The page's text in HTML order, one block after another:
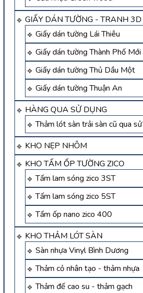
GIẤY DÁN TƯỜNG - TRANH 3D
Giấy dán tường Lái Thiêu
Giấy dán tường Thành Phố Mới
Giấy dán tường Thủ Dầu Một
Giấy dán tường Thuận An
HÀNG QUA SỬ DỤNG
Thảm lót sàn trải sàn cũ qua
KHO NẸP NHÔM
KHO TẤM ỐP TƯỜNG ZICO
Tấm lam sóng zico 3ST
Tấm lam sóng zico 5ST
Tấm ốp nano zico 400
KHO THẢM LÓT SÀN
Sàn nhựa Vinyl Bình Dương
Thảm cỏ nhân tạo - thảm nhựa
Thảm đế cao su - thảm gạch